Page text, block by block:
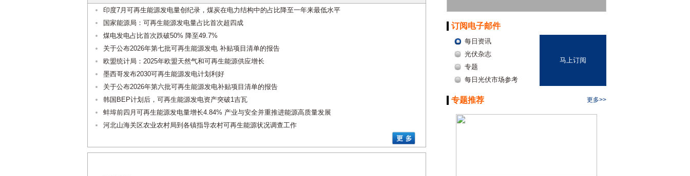
印度7月可再生能源发电量创纪录，煤炭在电力结构中的占比降至一年来最低水平
国家能源局：可再生能源发电量占比首次超四成
煤电发电占比首次跌破50% 降至49.7%
关于公布2026年第七批可再生能源发电 补贴项目清单的报告
欧盟统计局：2025年欧盟天然气和可再生能源供应增长
墨西哥发布2030可再生能源发电计划利好
关于公布2026年第六批可再生能源发电补贴项目清单的报告
韩国BEP计划后，可再生能源发电资产突破1吉瓦
蚌埠前四月可再生能源发电量增长4.84% 产业与安全并重推进能源高质量发展
河北山海关区农业农村局到各镇指导农村可再生能源状况调查工作
订阅电子邮件
每日资讯
光伏杂志
专题
每日光伏市场参考
马上订阅
专题推荐 更多>>